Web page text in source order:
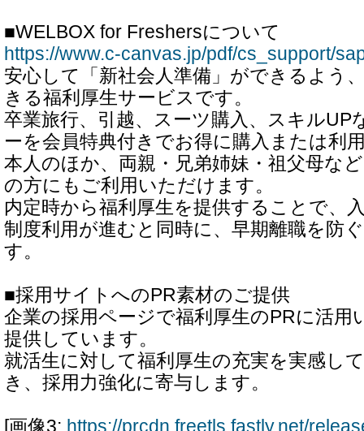
■WELBOX for Freshersについて
https://www.c-canvas.jp/pdf/cs_support/
安心して「新社会人準備」ができるよう
きる福利厚生サービスです。
卒業旅行、引越、スーツ購入、スキルUP
ーを会員特典付きでお得に購入または利
本人のほか、両親・兄弟姉妹・祖父母な
の方にもご利用いただけます。
内定時から福利厚生を提供することで、
制度利用が進むと同時に、早期離職を防
す。
■採用サイトへのPR素材のご提供
企業の採用ページで福利厚生のPRに活用
提供しています。
就活生に対して福利厚生の充実を実感し
き、採用力強化に寄与します。
[画像3: https://prcdn.freetls.fastly.net/